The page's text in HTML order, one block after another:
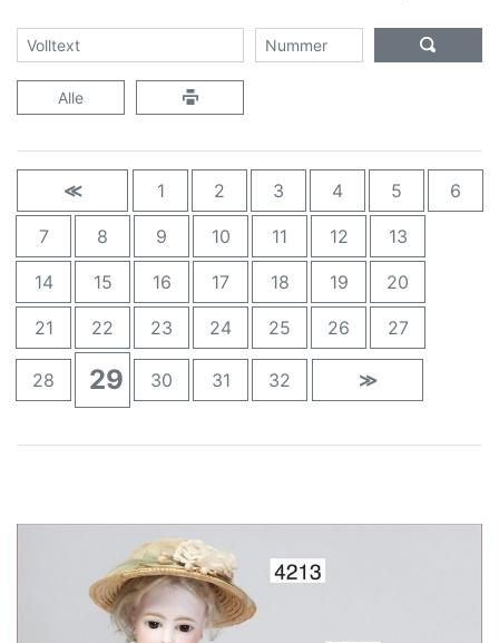
Alle
≪ 1 2 3 4 5 6
7 8 9 10 11 12 13
14 15 16 17 18 19 20
21 22 23 24 25 26 27
28 29 30 31 32 ≫